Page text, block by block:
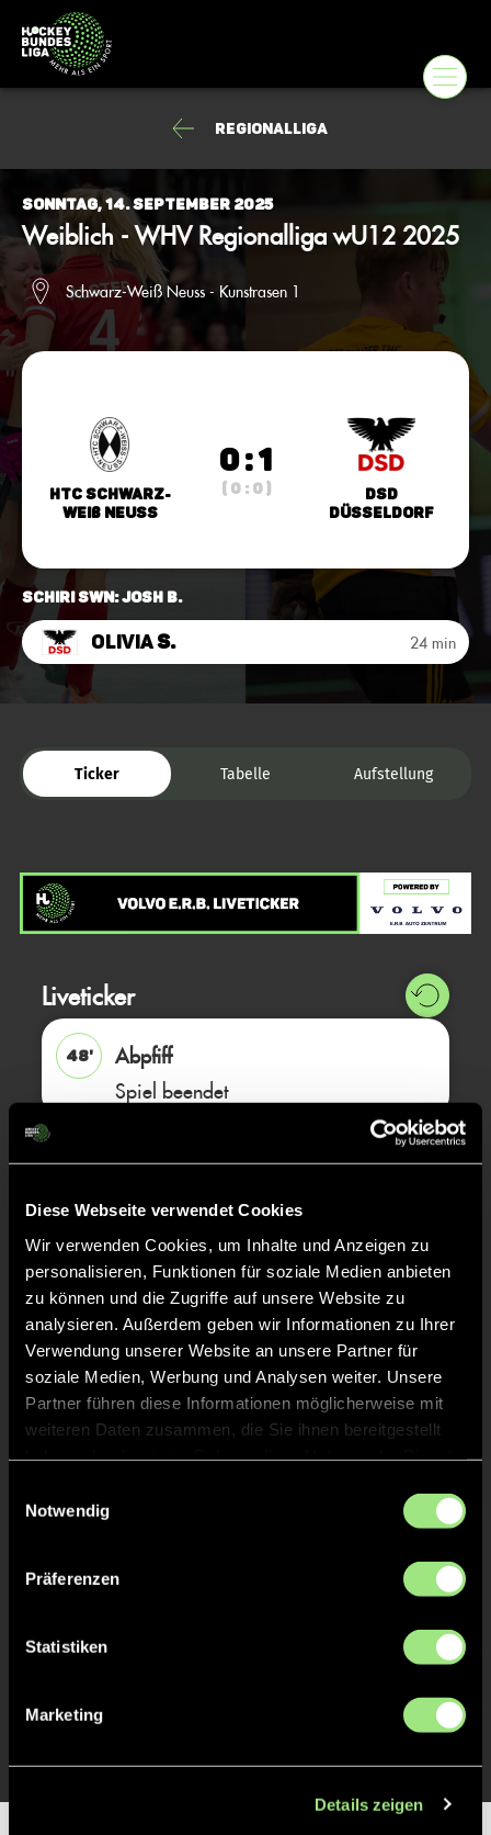
Diese Webseite verwendet Cookies
Wir verwenden Cookies, um Inhalte und Anzeigen zu
personalisieren, Funktionen für soziale Medien anbieten
zu können und die Zugriffe auf unsere Website zu
analysieren. Außerdem geben wir Informationen zu Ihrer
Verwendung unserer Website an unsere Partner für
soziale Medien, Werbung und Analysen weiter. Unsere
Partner führen diese Informationen möglicherweise mit
weiteren Daten zusammen, die Sie ihnen bereitgestellt
Notwendig
Präferenzen
Statistiken
Marketing
Details zeigen
Regionalliga
Sonntag, 14. September 2025
Weiblich - WHV Regionalliga wU12 2025
Schwarz-Weiß Neuss - Kunstrasen 1
HTC Schwarz-
Weiß Neuss
0 : 1
( 0 : 0 )
DSD
Düsseldorf
Schiri SWN: Josh B.
OliviaS. 24 min
Ticker Tabelle Aufstellung
Liveticker
48'
Abpfiff
Spiel beendet
OliviaS. 99
24' ANPFIFF 3. Viertel
12' ANPFIFF 2. Viertel
1'
1'